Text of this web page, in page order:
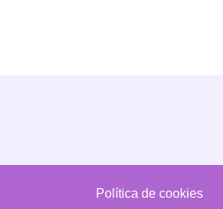
Política de cookies